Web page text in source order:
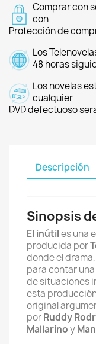
Comprar con
con
Protección de
Los
48 horas
Los novelas
cualquier
DVD defectuoso
Descripción
Sinopsis
El inútiles una
producida por
donde el
para contar
de situaciones
esta
original
porRuddy
Mallarinoy